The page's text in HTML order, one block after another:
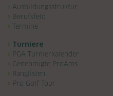
Ausbildungsstruktur
Berufsfeld
Termine
Turniere
PGA Turnierkalender
Genehmigte ProAms
Ranglisten
Pro Golf Tour